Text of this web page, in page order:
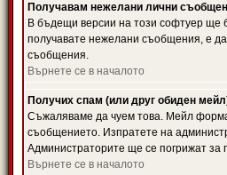
Получавам нежелани лични
В бъдещи версии на този софтуер ще
получавате нежелани съобщения, е
съобщения.
Върнете се в началото
Получих спам (или друг обиден
Съжаляваме да чуем това. Мейл
съобщението. Изпратете на
Администраторите ще се погрижат за
Върнете се в началото